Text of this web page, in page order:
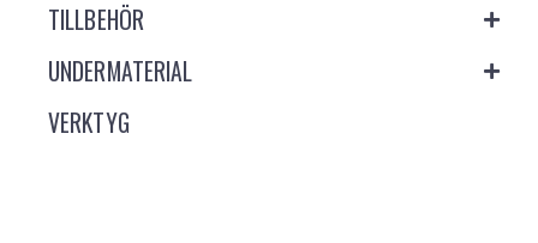
TILLBEHÖR
UNDERMATERIAL
VERKTYG